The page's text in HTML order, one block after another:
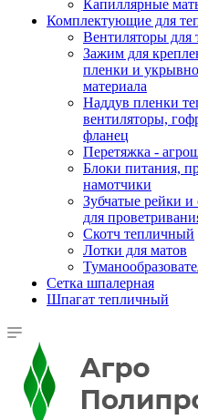
Капиллярные
Комплектующие для
Вентиляторы для
Зажим для
пленки и
материала
Наддув пленки
вентиляторы,
фланец
Перетяжка -
Блоки питания,
намотчики
Зубчатые рейки
для
Скотч тепличный
Лотки для матов
Сетка шпалерная
Шпагат тепличный